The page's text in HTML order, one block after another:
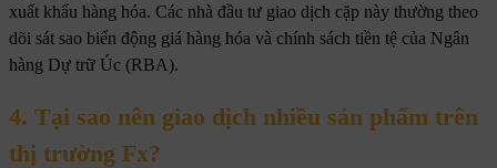
xuất khẩu hàng hóa. Các nhà đầu tư giao dịch cặp này thường theo
dõi sát sao biến động giá hàng hóa và chính sách tiền tệ của Ngân
hàng Dự trữ Úc (RBA).
4. Tại sao nên giao dịch nhiều sản phẩm trên
thị trường Fx?